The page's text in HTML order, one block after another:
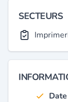
SECTEURS